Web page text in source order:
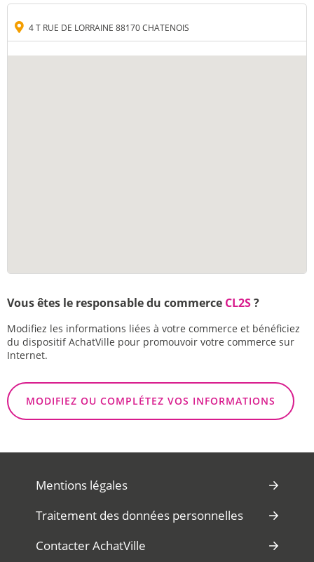
4 T RUE DE LORRAINE 88170 CHATENOIS
Vous êtes le responsable du commerce CL2S?
Modifiez les informations liées à votre commerce et bénéficiez
du dispositif AchatVille pour promouvoir votre commerce sur
Internet.
MODIFIEZ OU COMPLÉTEZ VOS INFORMATIONS
Mentions légales
Traitement des données personnelles
Contacter AchatVille